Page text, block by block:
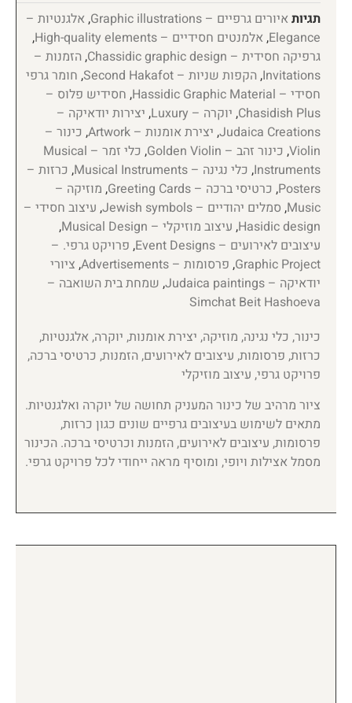
תגיות איורים גרפיים – Graphic illustrations , אלגנטיות –
Elegance
, אלמנטים חסידיים – High-quality elements
,
גרפיקה חסידית – Chassidic graphic design
,הזמנות –
Invitations
,הקפות שניות – Second Hakafot , חומר גרפי
חסידי – Hassidic Graphic Material
, חסידיש פלוס –
Chasidish Plus
, יוקרה – Luxury , יצירות יודאיקה –
Judaica Creations
, יצירת אומנות – Artwork , כינור –
Violin
, כינור זהב – Golden Violin ,
כלי זמר – Musical
Instruments
, כלי נגינה – Musical Instruments , כרזות –
Posters
, כרטיסי ברכה – Greeting Cards , מוזיקה –
Music
, סמלים יהודיים – Jewish symbols , עיצוב חסידי –
Hasidic design
, עיצוב מוזיקלי – Musical Design
,
עיצובים לאירועים – Event Designs
, פרויקט גרפי. –
Graphic Project
, פרסומות – Advertisements , ציורי
יודאיקה – Judaica paintings
, שמחת בית השואבה –
Simchat Beit Hashoeva
כינור, כלי נגינה, מוזיקה, יצירת אומנות, יוקרה, אלגנטיות,
כרזות, פרסומות, עיצובים לאירועים, הזמנות, כרטיסי ברכה,
פרויקט גרפי, עיצוב מוזיקלי
ציור מרהיב של כינור המעניק תחושה של יוקרה ואלגנטיות.
מתאים לשימוש בעיצובים גרפיים שונים כגון כרזות,
פרסומות, עיצובים לאירועים, הזמנות וכרטיסי ברכה. הכינור
מסמל אצילות ויופי, ומוסיף מראה ייחודי לכל פרויקט גרפי.